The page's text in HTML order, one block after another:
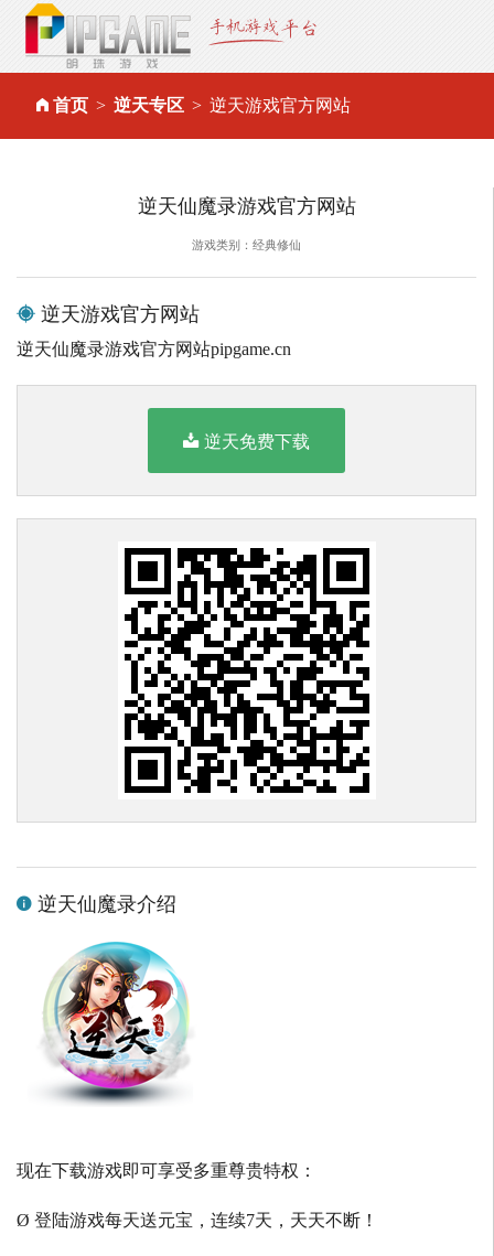
首页 逆天专区 逆天游戏官方网站
逆天仙魔录游戏官方网站
游戏类别：经典修仙
逆天游戏官方网站
逆天仙魔录游戏官方网站pipgame.cn
逆天免费下载
逆天仙魔录介绍
现在下载游戏即可享受多重尊贵特权：
Ø 登陆游戏每天送元宝，连续7天，天天不断！